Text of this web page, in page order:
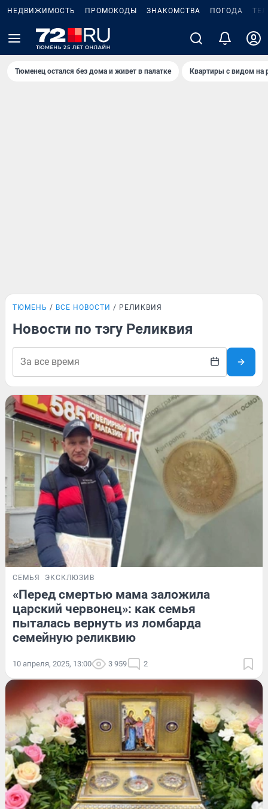
НЕДВИЖИМОСТЬ ПРОМОКОДЫ ЗНАКОМСТВА ПОГОДА
Тюменец остался без дома и живет в палатке Квартиры с видом на
ТЮМЕНЬ ВСЕ НОВОСТИ РЕЛИКВИЯ
Новости по тэгу Реликвия
СЕМЬЯ ЭКСКЛЮЗИВ
«Перед смертью мама заложила
царский червонец»: как семья
пыталась вернуть из ломбарда
семейную реликвию
10 апреля, 2025, 13:00 3 959 2